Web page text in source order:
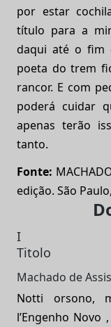
por estar
título para a
daqui até o fim
poeta do trem
rancor. E com
poderá cuidar
apenas terão
tanto.
Fonte:
edição. São
I
Titolo
Machado de Assis
Notti orsono,
l’Engenho